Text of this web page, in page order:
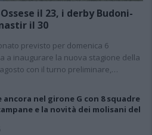
il 23, i derby Budoni-
il 30
previsto per domenica 6
a inaugurare la nuova stagione della
con il turno preliminare,…
ancora nel girone G con 8 squadre
e la novità dei molisani del